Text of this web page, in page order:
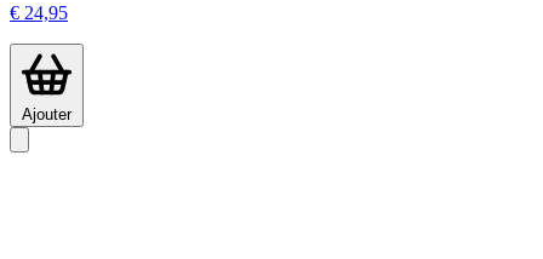
€ 24,95
Ajouter